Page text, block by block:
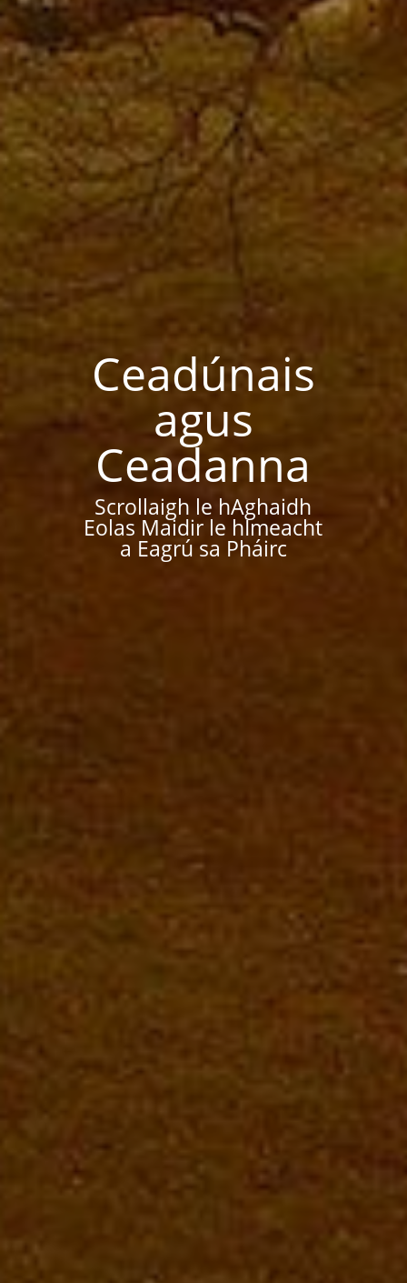
Ceadúnais
agus
Ceadanna
Scrollaigh le hAghaidh
Eolas Maidir le hImeacht
a Eagrú sa Pháirc